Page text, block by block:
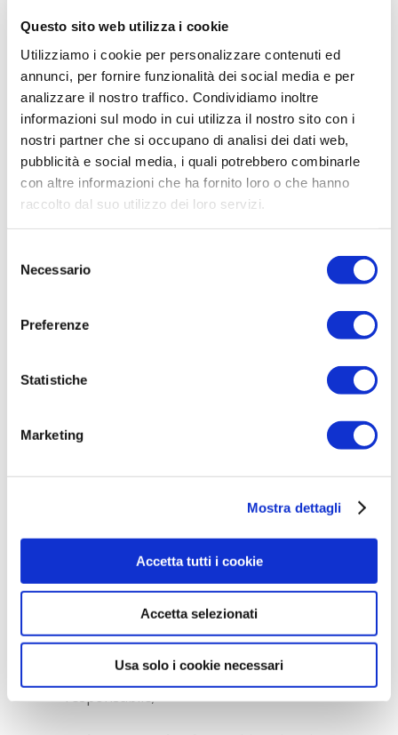
Questo sito web utilizza i cookie
Utilizziamo i cookie per personalizzare contenuti ed
annunci, per fornire funzionalità dei social media e per
analizzare il nostro traffico. Condividiamo inoltre
informazioni sul modo in cui utilizza il nostro sito con i
nostri partner che si occupano di analisi dei dati web,
pubblicità e social media, i quali potrebbero combinarle
con altre informazioni che ha fornito loro o che hanno
raccolto dal suo utilizzo dei loro servizi.
delNecessario
Preferenze
Statistiche
Marketing
Mostra dettagli
Accetta tutti i cookie
Accetta selezionati
Usa solo i cookie necessari
abbiamo già visto, eccone alcuni meno
comuni ma altrettanto apprezzati:
agroturismo: è un tipo di turismo che si
svolge in aree rurali e agricole, dove i
visitatori hanno l’opportunità di
partecipare alle attività agricole e di
vivere un’esperienza autentica della vita
rurale;
comunità locali nella gestione e nello
sviluppo del turismo, consentendo loro di
attività turistiche, essendo attivamente
turistiche autentiche e significative, che
riflettano la loro cultura, tradizioni e modi
natura e sulla promozione della
sostenibilità ambientale. Le destinazioni
dell’ecoturismo sono spesso aree
naturali protette, come parchi nazionali,
riserve naturali, foreste e aree marine
godere della bellezza e della biodiversità
dell’ambiente naturale in modo
responsabile;